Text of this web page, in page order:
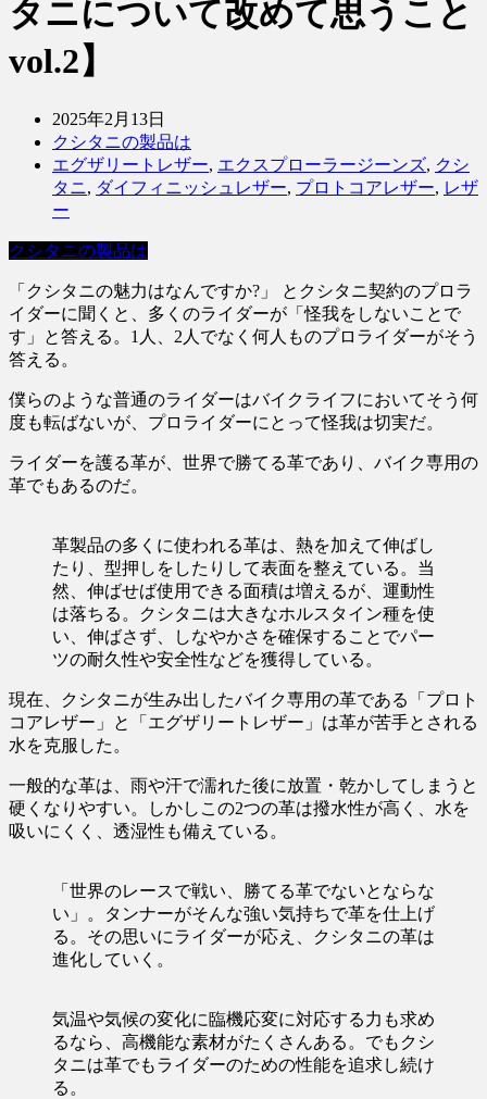
タニについて改めて思うこと
vol.2】
2025年2月13日
クシタニの製品は
エグザリートレザー, エクスプローラージーンズ, クシ
タニ, ダイフィニッシュレザー, プロトコアレザー, レザ
ー
クシタニの製品は
「クシタニの魅力はなんですか?」 とクシタニ契約のプロラ
イダーに聞くと、多くのライダーが「怪我をしないことで
す」と答える。1人、2人でなく何人ものプロライダーがそう
答える。
僕らのような普通のライダーはバイクライフにおいてそう何
度も転ばないが、プロライダーにとって怪我は切実だ。
ライダーを護る革が、世界で勝てる革であり、バイク専用の
革でもあるのだ。
革製品の多くに使われる革は、熱を加えて伸ばし
たり、型押しをしたりして表面を整えている。当
然、伸ばせば使用できる面積は増えるが、運動性
は落ちる。クシタニは大きなホルスタイン種を使
い、伸ばさず、しなやかさを確保することでパー
ツの耐久性や安全性などを獲得している。
現在、クシタニが生み出したバイク専用の革である「プロト
コアレザー」と「エグザリートレザー」は革が苦手とされる
水を克服した。
一般的な革は、雨や汗で濡れた後に放置・乾かしてしまうと
硬くなりやすい。しかしこの2つの革は撥水性が高く、水を
吸いにくく、透湿性も備えている。
「世界のレースで戦い、勝てる革でないとならな
い」。タンナーがそんな強い気持ちで革を仕上げ
る。その思いにライダーが応え、クシタニの革は
進化していく。
気温や気候の変化に臨機応変に対応する力も求め
るなら、高機能な素材がたくさんある。でもクシ
タニは革でもライダーのための性能を追求し続け
る。